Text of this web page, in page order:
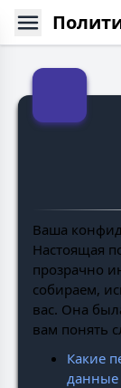
Ваша
Настоящая
прозрачно
собираем,
вас. Она
вам понять
Какие
данные